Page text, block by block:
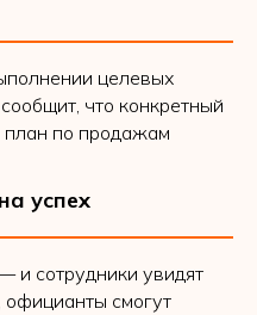
целевых
что конкретный
по продажам
успех
и сотрудники увидят
смогут